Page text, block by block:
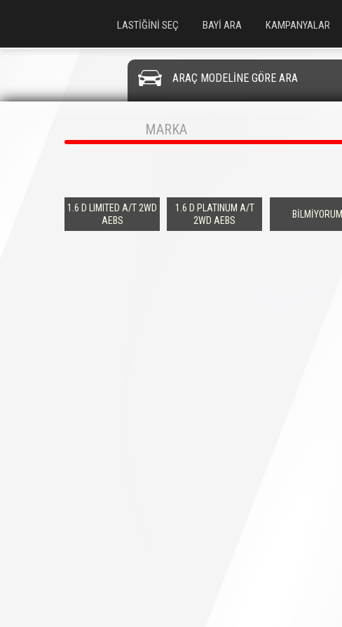
LASTİĞİNİ SEÇ BAYİ ARA KAMPANYALAR
ARAÇ MODELİNE GÖRE ARA
MARKA
1.6 D LIMITED A/T 2WD
AEBS
1.6 D PLATINUM A/T
2WD AEBS
BİLMİYORUM